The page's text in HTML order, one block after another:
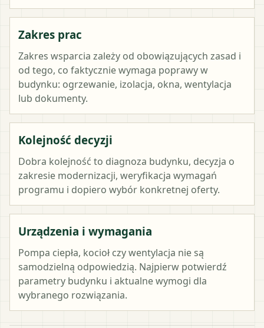
Zakres prac
Zakres wsparcia zależy od obowiązujących zasad i
od tego, co faktycznie wymaga poprawy w
budynku: ogrzewanie, izolacja, okna, wentylacja
lub dokumenty.
Kolejność decyzji
Dobra kolejność to diagnoza budynku, decyzja o
zakresie modernizacji, weryfikacja wymagań
programu i dopiero wybór konkretnej oferty.
Urządzenia i wymagania
Pompa ciepła, kocioł czy wentylacja nie są
samodzielną odpowiedzią. Najpierw potwierdź
parametry budynku i aktualne wymogi dla
wybranego rozwiązania.